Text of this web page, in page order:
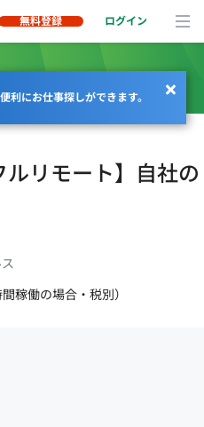
無料登録 ログイン
利にお仕事探しができます。
ルリモート】自社の
稼働の場合・税別）